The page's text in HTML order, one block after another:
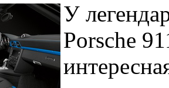
У
Porsche